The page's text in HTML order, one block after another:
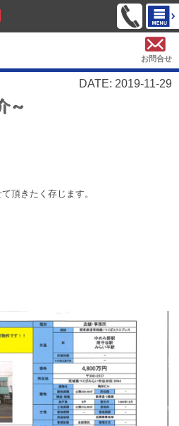
お問合せ
DATE: 2019-11-29
～
頂きたく存じます。